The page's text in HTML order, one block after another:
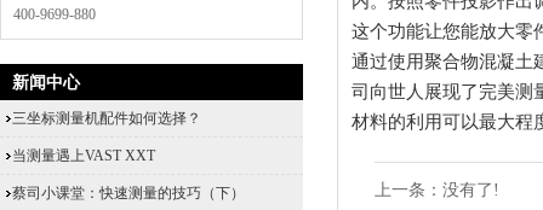
这个功能让您能放大零
通过使用聚合物混凝土
司向世人展现了完美测
材料的利用可以最大程
上一条：没有了!
400-9699-880
新闻中心
三坐标测量机配件如何选择？
当测量遇上VAST XXT
蔡司小课堂：快速测量的技巧（下）